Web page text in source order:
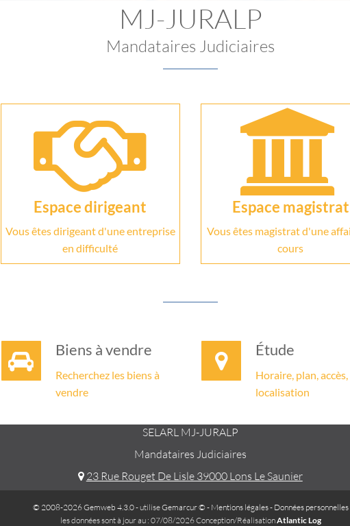
MJ-JURALP
Mandataires Judiciaires
Espace dirigeant
Vous êtes dirigeant d'une entreprise
en difficulté
Espace magistrat
Vous êtes magistrat d'une
cours
Biens à vendre
Recherchez les biens à
vendre
Étude
Horaire, plan, accès,
localisation
SELARL MJ-JURALP
Mandataires Judiciaires
23 Rue Rouget De Lisle 39000 Lons Le Saunier
© 2008-2026 Gemweb 4.3.0- utiliseGemarcur © - Mentions légales- Données personnelles
les données sont à jour au : 07/08/2026 Conception/RéalisationAtlantic Log